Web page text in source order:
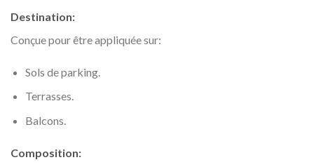
Destination:
Conçue pour être appliquée sur:
Sols de parking.
Terrasses.
Balcons.
Composition: